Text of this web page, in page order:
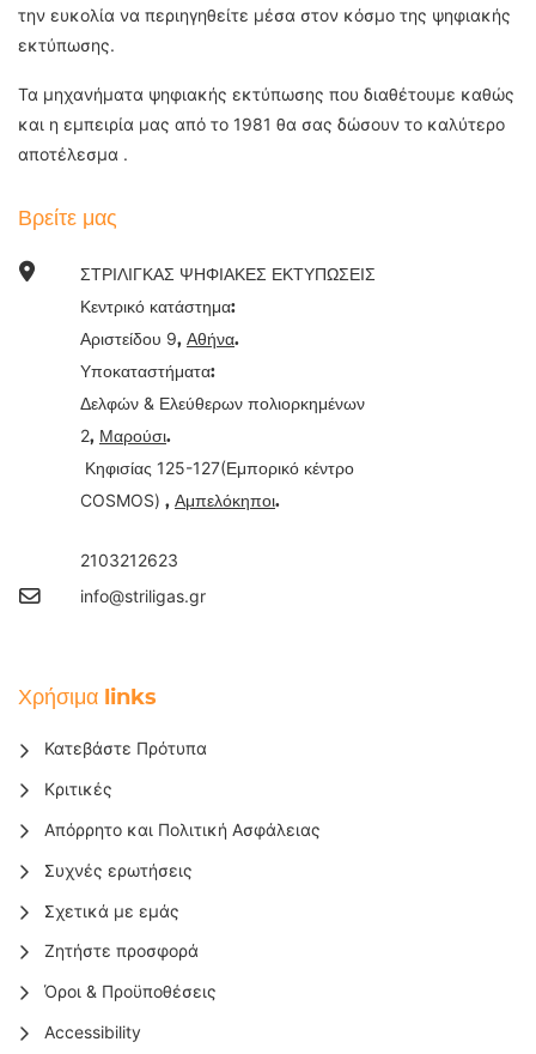
την ευκολία να περιηγηθείτε μέσα στον κόσμο της ψηφιακής
εκτύπωσης.
Τα μηχανήματα ψηφιακής εκτύπωσης που διαθέτουμε καθώς
και η εμπειρία μας από το 1981 θα σας δώσουν το καλύτερο
αποτέλεσμα .
Βρείτε μας
ΣΤΡΙΛΙΓΚΑΣ ΨΗΦΙΑΚΕΣ ΕΚΤΥΠΩΣΕΙΣ
Κεντρικό κατάστημα:
Αριστείδου 9, Αθήνα.
Υποκαταστήματα:
Δελφών & Ελεύθερων πολιορκημένων
2, Μαρούσι.
Κηφισίας 125-127(Εμπορικό κέντρο
COSMOS) , Αμπελόκηποι.
2103212623
info@striligas.gr
Χρήσιμα links
Κατεβάστε Πρότυπα
Κριτικές
Απόρρητο και Πολιτική Ασφάλειας
Συχνές ερωτήσεις
Σχετικά με εμάς
Ζητήστε προσφορά
Όροι & Προϋποθέσεις
Accessibility